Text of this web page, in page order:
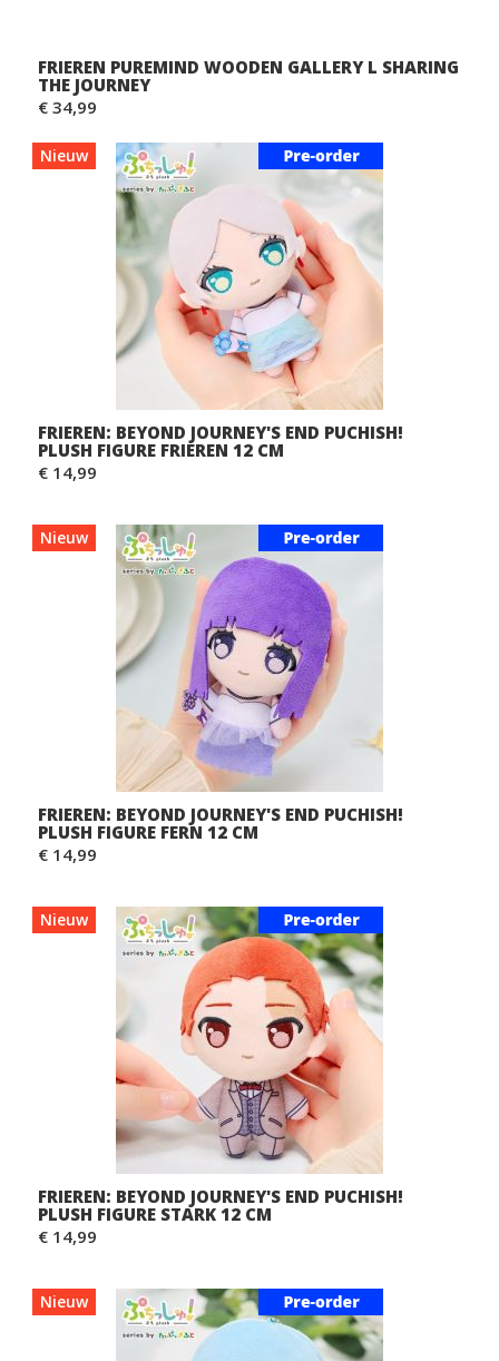
FRIEREN PUREMIND WOODEN GALLERY L SHARING
THE JOURNEY
€ 34,99
Nieuw
FRIEREN: BEYOND JOURNEY'S END PUCHISH!
PLUSH FIGURE FRIEREN 12 CM
€ 14,99
Nieuw
FRIEREN: BEYOND JOURNEY'S END PUCHISH!
PLUSH FIGURE FERN 12 CM
€ 14,99
Nieuw
FRIEREN: BEYOND JOURNEY'S END PUCHISH!
PLUSH FIGURE STARK 12 CM
€ 14,99
Nieuw